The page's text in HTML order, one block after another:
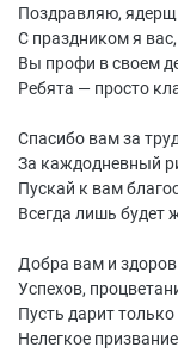
Поздравляю,
С праздником я вас,
Вы профи в своем
Ребята — просто
Спасибо вам за
За каждодневный
Пускай к вам
Всегда лишь будет
Добра вам и
Успехов,
Пусть дарит только
Нелегкое